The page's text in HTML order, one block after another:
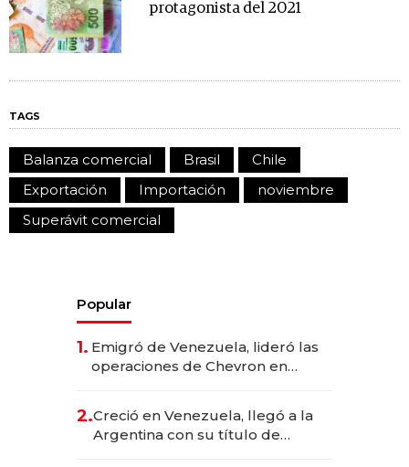
protagonista del 2021
TAGS
Balanza comercial Brasil
Chile
Exportación
Importación
noviembre
Superávit comercial
Popular
1. Emigró de Venezuela, lideró las
operaciones de Chevron en
2.Creció en Venezuela, llegó a la
Argentina con su título de